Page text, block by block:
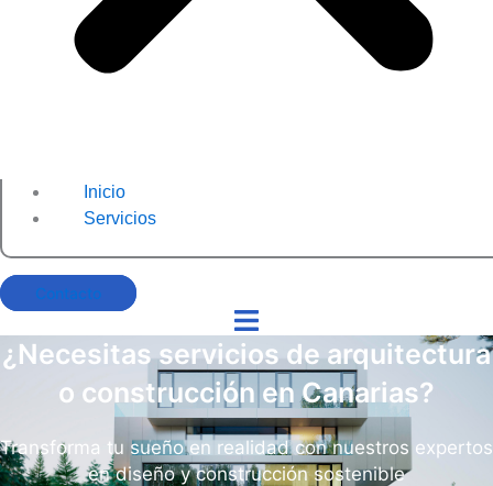
Inicio
Servicios
Contacto
¿Necesitas servicios de arquitectura
o construcción en Canarias?
Transforma tu sueño en realidad con nuestros expertos
en diseño y construcción sostenible